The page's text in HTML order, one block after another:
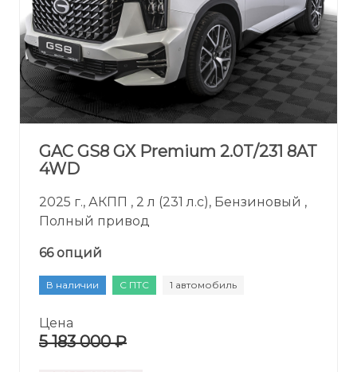
GAC GS8 GX Premium 2.0T/231 8AT
4WD
2025 г., АКПП , 2 л (231 л.с), Бензиновый ,
Полный привод
66 опций
В наличии С ПТС 1 автомобиль
Цена
5 183 000 ₽